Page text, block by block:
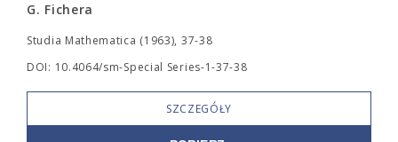
G. Fichera
Studia Mathematica (1963), 37-38
DOI: 10.4064/sm-Special Series-1-37-38
SZCZEGÓŁY